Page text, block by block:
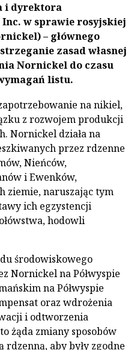
i dyrektora
w sprawie rosyjskiej
– głównego
zasad własnej
Nornickel do czasu
listu.
na nikiel,
z rozwojem produkcji
Nornickel działa na
przez rdzenne
Nieńców,
i Ewenków,
ziemie, naruszając tym
ich egzystencji
hodowli
środowiskowego
Nornickel na Półwyspie
na Półwyspie
oraz wdrożenia
i odtworzenia
żąda zmiany sposobów
aby były zgodne